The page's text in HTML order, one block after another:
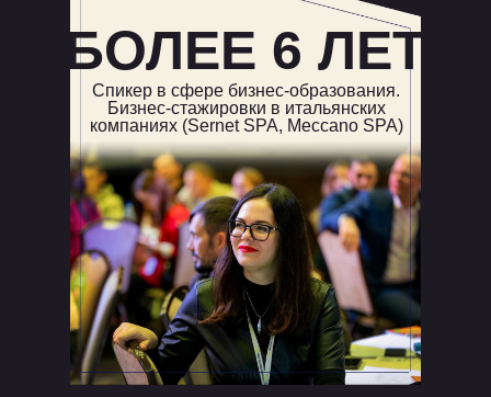
БОЛЕЕ 6 ЛЕТ
Спикер в сфере бизнес-образования.
Бизнес-стажировки в итальянских
компаниях (Sernet SPA, Meccano SPA)